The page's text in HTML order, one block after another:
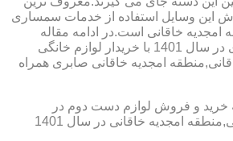
وسایل استفاده از خدمات سمساری
امجدیه خاقانی است.در ادامه مقاله
راهنما خرید از سمساری در سال 1401 با خریدار لوازم خانگی
امجدیه خاقانی صابری همراه
خرید و فروش لوازم دست دوم در
امجدیه خاقانی در سال 1401